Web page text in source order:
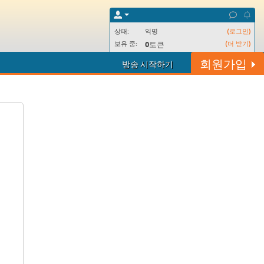
상태: 익명
(로그인)
보유 중:
0토큰 (더 받기)
회원가입
방송 시작하기